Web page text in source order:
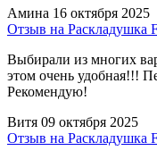
Амина 16 октября 2025
Отзыв на Раскладушка
Выбирали из многих
этом очень удобная!!!
Рекомендую!
Витя 09 октября 2025
Отзыв на Раскладушка